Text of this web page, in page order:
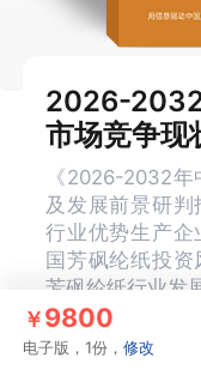
2026-
市场竞争现
《2026-2032
及发展前景研
行业优势生产企
国芳砜纶纸投
芳砜纶纸行业发
￥9800
电子版，1份，修改